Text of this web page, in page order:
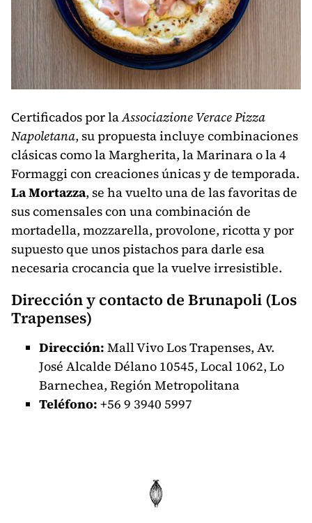
Certificados por laAssociazione Verace Pizza
Napoletana, su propuesta incluye combinaciones
clásicas como la Margherita, la Marinara o la 4
Formaggi con creaciones únicas y de temporada.
La Mortazza, se ha vuelto una de las favoritas de
sus comensales con una combinación de
mortadella, mozzarella, provolone, ricotta y por
supuesto que unos pistachos para darle esa
necesaria crocancia que la vuelve irresistible.
Dirección y contacto de Brunapoli (Los
Trapenses)
Dirección: Mall Vivo Los Trapenses, Av.
José Alcalde Délano 10545, Local 1062, Lo
Barnechea, Región Metropolitana
Teléfono: +56 9 3940 5997